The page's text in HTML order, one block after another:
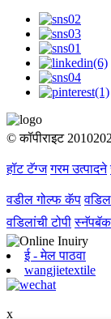
© कॉपीराइट
हॉट टॅग्ज गरम उत्पादने
वडील गोल्फ कॅप
वडिलांची टोपी स्नॅपबॅक
ई - मेल पाठवा
wangjietextile
x